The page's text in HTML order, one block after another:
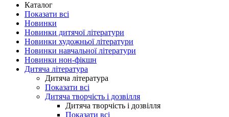
Каталог
Показати всі
Новинки
Новинки дитячої літератури
Новинки художньої літератури
Новинки навчальної літератури
Новинки нон-фікшн
Дитяча література
Дитяча література
Показати всі
Дитяча творчість і дозвілля
Дитяча творчість і дозвілля
Показати всі